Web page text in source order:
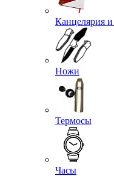
Канцелярия
Ножи
Термосы
Часы